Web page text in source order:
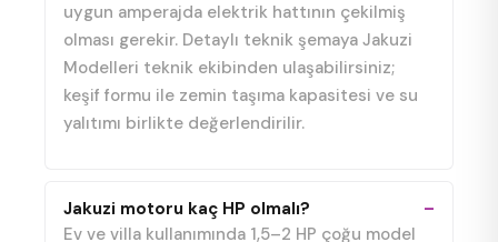
uygun amperajda elektrik hattının çekilmiş
olması gerekir. Detaylı teknik şemaya Jakuzi
Modelleri teknik ekibinden ulaşabilirsiniz;
keşif formu ile zemin taşıma kapasitesi ve su
yalıtımı birlikte değerlendirilir.
Jakuzi motoru kaç HP olmalı?
Ev ve villa kullanımında 1,5–2 HP çoğu model